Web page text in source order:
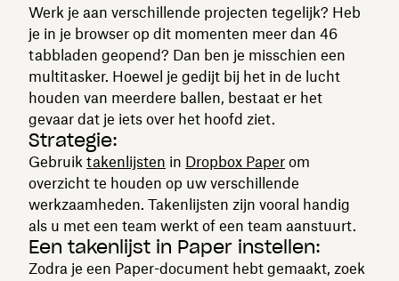
Werk je aan verschillende projecten tegelijk? Heb
je in je browser op dit momenten meer dan 46
tabbladen geopend? Dan ben je misschien een
multitasker. Hoewel je gedijt bij het in de lucht
houden van meerdere ballen, bestaat er het
gevaar dat je iets over het hoofd ziet.
Strategie:
Gebruik takenlijsten in Dropbox Paper om
overzicht te houden op uw verschillende
werkzaamheden. Takenlijsten zijn vooral handig
als u met een team werkt of een team aanstuurt.
Een takenlijst in Paper instellen:
Zodra je een Paper-document hebt gemaakt, zoek